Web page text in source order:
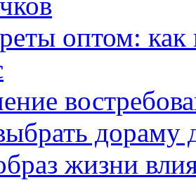
оптом:
дораму
жизни